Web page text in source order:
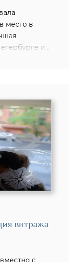
место в
и...
витража
с